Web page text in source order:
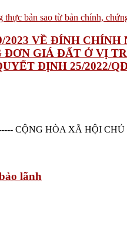
2023 VỀ ĐÍNH
ĐƠN GIÁ ĐẤT Ở VỊ
ĐỊNH 25/2022/
CỘNG HÒA XÃ HỘI
lãnh